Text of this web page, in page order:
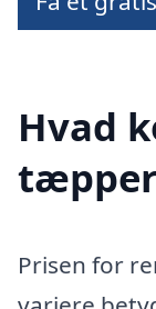
Hvad
tæpper
Prisen for